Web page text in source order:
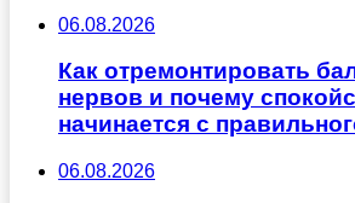
06.08.2026
Как отремонтировать
нервов и почему
начинается с
06.08.2026